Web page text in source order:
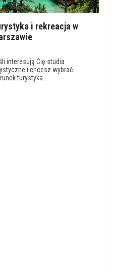
i rekreacja w
interesują Cię studia
i chcesz wybrać
turystyka…